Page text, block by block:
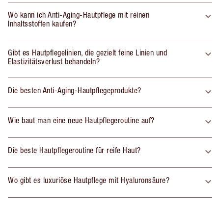
Wo kann ich Anti-Aging-Hautpflege mit reinen
Inhaltsstoffen kaufen?
Gibt es Hautpflegelinien, die gezielt feine Linien und
Elastizitätsverlust behandeln?
Die besten Anti-Aging-Hautpflegeprodukte?
Wie baut man eine neue Hautpflegeroutine auf?
Die beste Hautpflegeroutine für reife Haut?
Wo gibt es luxuriöse Hautpflege mit Hyaluronsäure?